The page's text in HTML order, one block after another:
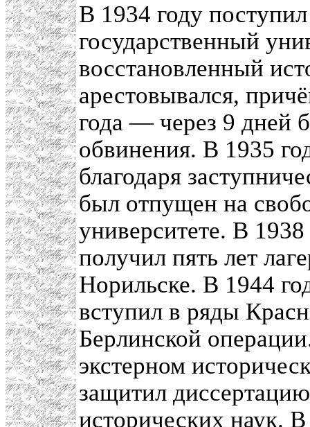
В 1934 году
государственный
восстановленный
арестовывался,
года — через 9 дней
обвинения. В 1935
благодаря
был отпущен на
университете. В 1938
получил пять лет
Норильске. В 1944
вступил в ряды
Берлинской
экстерном
защитил
исторических наук.